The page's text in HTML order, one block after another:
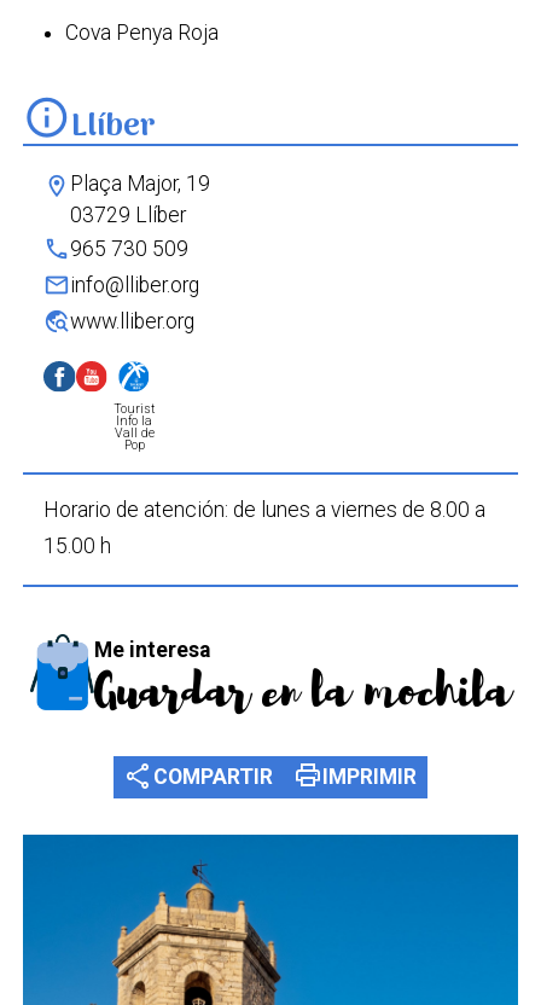
Cova Penya Roja
infoLlíber
location_on Plaça Major, 19
03729 Llíber
phone965 730 509
mailinfo@lliber.org
travel_explorewww.lliber.org
Tourist
Info la
Vall de
Pop
Horario de atención: de lunes a viernes de 8.00 a
15.00 h
Me interesa
Guardar en la mochila
share COMPARTIR print IMPRIMIR